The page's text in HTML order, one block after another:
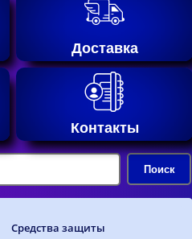
Доставка
Контакты
Средства защиты